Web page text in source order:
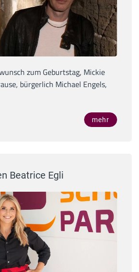
zum Geburtstag, Mickie
bürgerlich Michael Engels,
mehr
Beatrice Egli